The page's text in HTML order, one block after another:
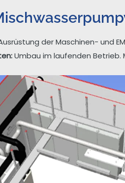
der Maschinen- und
Umbau im laufenden